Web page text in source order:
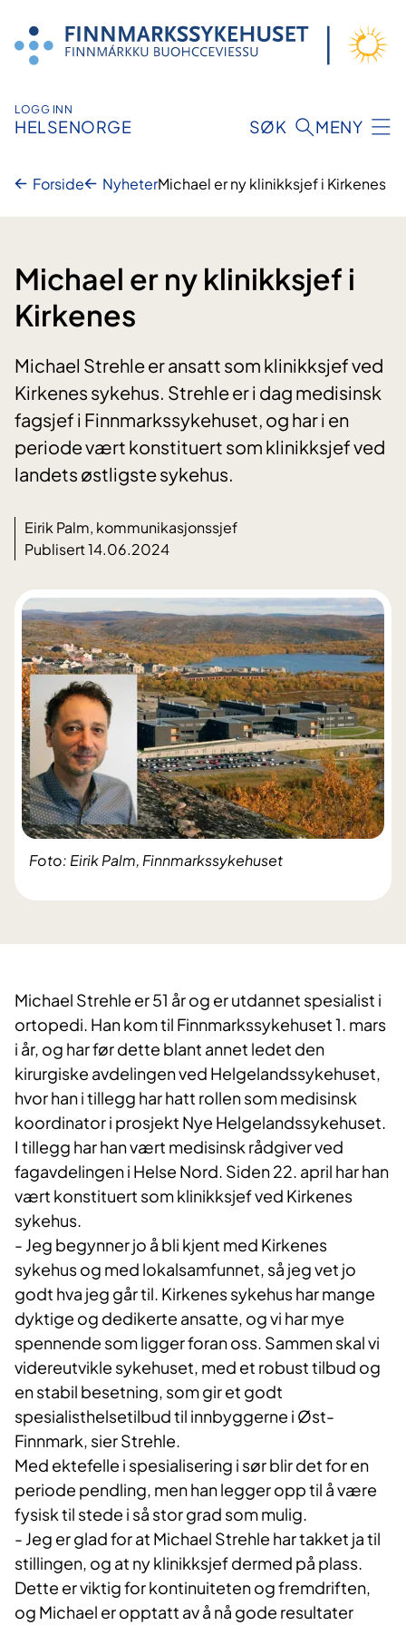
innhold
LOGG INN
HELSENORGE SØK MENY
Forside NyheterMichael er ny klinikksjef i Kirkenes
Michael er ny klinikksjef i
Kirkenes
Michael Strehle er ansatt som klinikksjef ved
Kirkenes sykehus. Strehle er i dag medisinsk
fagsjef i Finnmarkssykehuset, og har i en
periode vært konstituert som klinikksjef ved
landets østligste sykehus.
Eirik Palm, kommunikasjonssjef
Publisert 14.06.2024
Foto: Eirik Palm, Finnmarkssykehuset
Michael Strehle er 51 år og er utdannet spesialist i
ortopedi. Han kom til Finnmarkssykehuset 1. mars
i år, og har før dette blant annet ledet den
kirurgiske avdelingen ved Helgelandssykehuset,
hvor han i tillegg har hatt rollen som medisinsk
koordinator i prosjekt Nye Helgelandssykehuset.
I tillegg har han vært medisinsk rådgiver ved
fagavdelingen i Helse Nord. Siden 22. april har han
vært konstituert som klinikksjef ved Kirkenes
sykehus.
- Jeg begynner jo å bli kjent med Kirkenes
sykehus og med lokalsamfunnet, så jeg vet jo
godt hva jeg går til. Kirkenes sykehus har mange
dyktige og dedikerte ansatte, og vi har mye
spennende som ligger foran oss. Sammen skal vi
videreutvikle sykehuset, med et robust tilbud og
en stabil besetning, som gir et godt
spesialisthelsetilbud til innbyggerne i Øst-
Finnmark, sier Strehle.
Med ektefelle i spesialisering i sør blir det for en
periode pendling, men han legger opp til å være
fysisk til stede i så stor grad som mulig.
- Jeg er glad for at Michael Strehle har takket ja til
stillingen, og at ny klinikksjef dermed på plass.
Dette er viktig for kontinuiteten og fremdriften,
og Michael er opptatt av å nå gode resultater